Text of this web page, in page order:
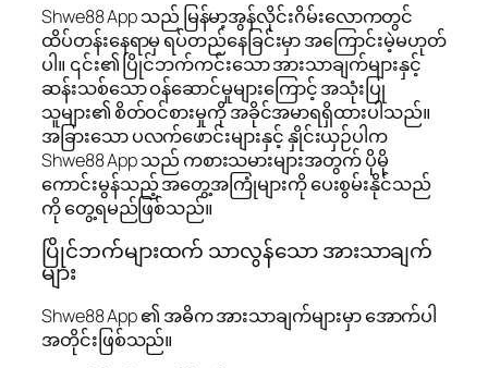
Shwe88 App သည် မြန်မာ့အွန်လိုင်းဂိမ်းလောကတွင်
ထိပ်တန်းနေရာမှ ရပ်တည်နေခြင်းမှာ အကြောင်းမဲ့မဟုတ်
ပါ။ ၎င်း၏ ပြိုင်ဘက်ကင်းသော အားသာချက်များနှင့်
ဆန်းသစ်သော ဝန်ဆောင်မှုများကြောင့် အသုံးပြု
သူများ၏ စိတ်ဝင်စားမှုကို အခိုင်အမာရရှိထားပါသည်။
အခြားသော ပလက်ဖောင်းများနှင့် နှိုင်းယှဉ်ပါက
Shwe88 App သည် ကစားသမားများအတွက် ပိုမို
ကောင်းမွန်သည့် အတွေ့အကြုံများကို ပေးစွမ်းနိုင်သည်
ကို တွေ့ရမည်ဖြစ်သည်။
ပြိုင်ဘက်များထက် သာလွန်သော အားသာချက်
များ
Shwe88 App ၏ အဓိက အားသာချက်များမှာ အောက်ပါ
အတိုင်းဖြစ်သည်။